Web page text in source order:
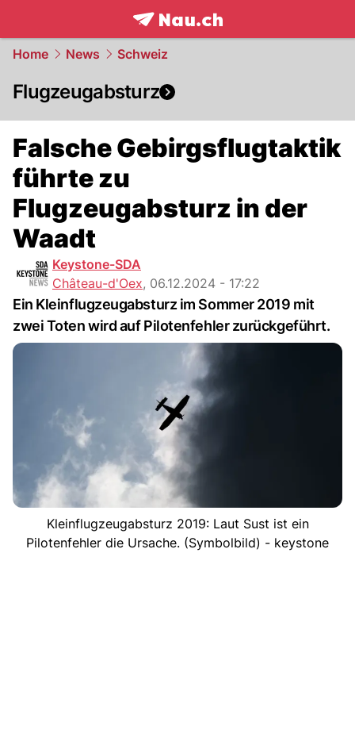
frontpage.NAU.ch
Home News Schweiz
Flugzeugabsturz
Falsche Gebirgsflugtaktik
führte zu
Flugzeugabsturz in der
Waadt
Keystone-SDA
Château-d'Oex, 06.12.2024 - 17:22
Ein Kleinflugzeugabsturz im Sommer 2019 mit
zwei Toten wird auf Pilotenfehler zurückgeführt.
Kleinflugzeugabsturz 2019: Laut Sust ist ein
Pilotenfehler die Ursache. (Symbolbild) - keystone